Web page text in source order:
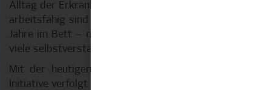
Alltag der Erkrankten ist von erheblichen
arbeitsfähig sind und nur eingeschränkt am
Jahre im Bett – oft unfähig, Licht, Geräusche,
viele selbstverständlich ist, bleibt ihnen daher
Mit der heutigen Aktion des HSV soll
Initiative verfolgt klare Ziele: über ME/CFS und